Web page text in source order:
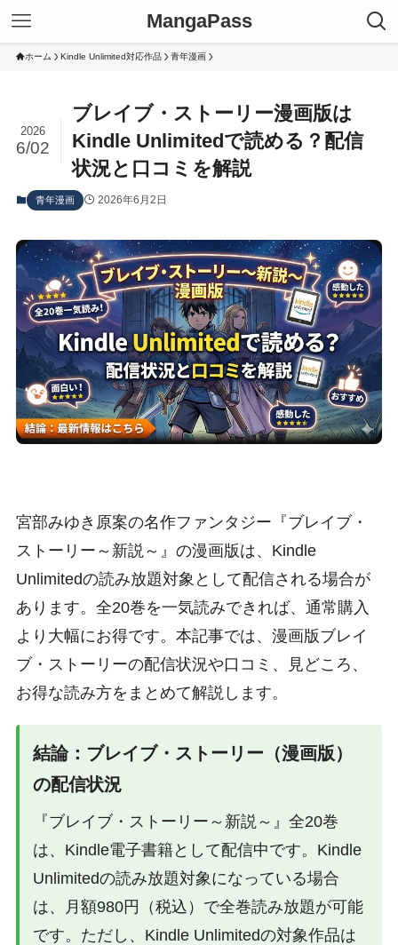
MangaPass
ホーム Kindle Unlimited対応作品 青年漫画
ブレイブ・ストーリー漫画版は
Kindle Unlimitedで読める？配信
状況と口コミを解説
2026
6/02
青年漫画 2026年6月2日
宮部みゆき原案の名作ファンタジー『ブレイブ・
ストーリー～新説～』の漫画版は、Kindle
Unlimitedの読み放題対象として配信される場合が
あります。全20巻を一気読みできれば、通常購入
より大幅にお得です。本記事では、漫画版ブレイ
ブ・ストーリーの配信状況や口コミ、見どころ、
お得な読み方をまとめて解説します。
結論：ブレイブ・ストーリー（漫画版）
の配信状況
『ブレイブ・ストーリー～新説～』全20巻
は、Kindle電子書籍として配信中です。Kindle
Unlimitedの読み放題対象になっている場合
は、月額980円（税込）で全巻読み放題が可能
です。ただし、Kindle Unlimitedの対象作品は